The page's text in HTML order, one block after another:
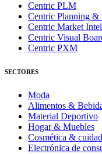
Centric PLM
Centric Planning &
Centric Market
Centric Visual
Centric PXM
SECTORES
Moda
Alimentos &
Material Deportivo
Hogar & Muebles
Cosmética &
Electrónica de